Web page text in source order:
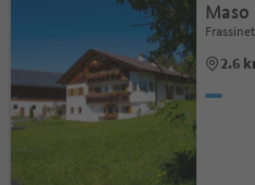
Maso
2.6